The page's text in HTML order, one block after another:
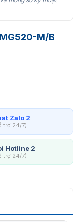
M/B
Zalo 2
trợ 24/7)
Hotline 2
trợ 24/7)